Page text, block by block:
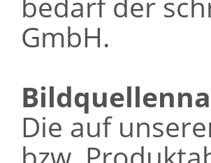
GmbH.
Die auf